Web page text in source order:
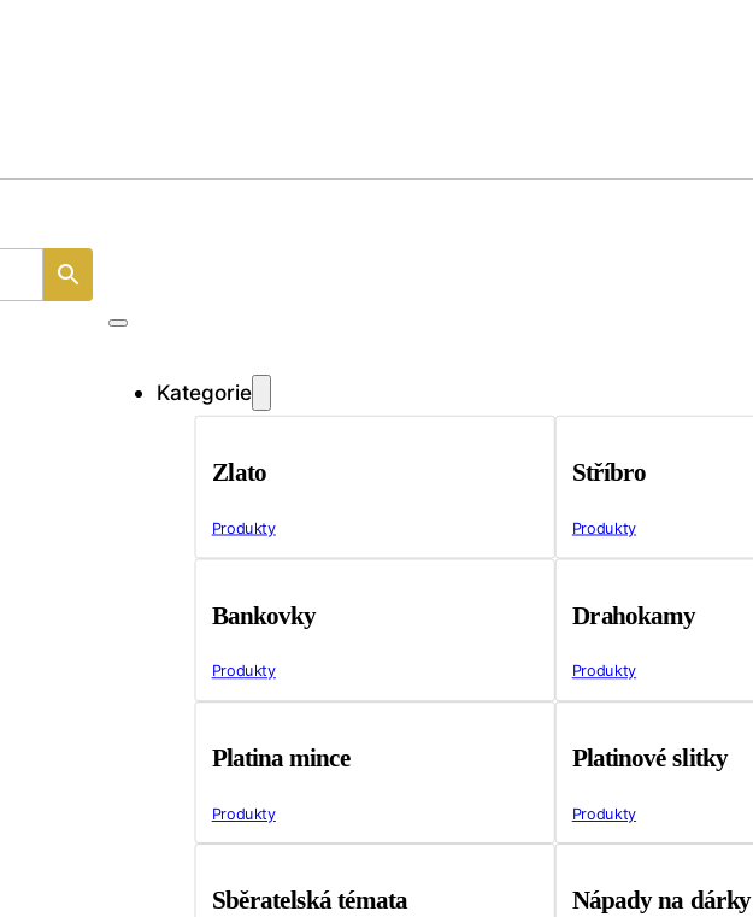
Kategorie
Zlato
Produkty
Stříbro
Produkty
Bankovky
Produkty
Drahokamy
Produkty
Platina mince
Produkty
Platinové slitky
Produkty
Sběratelská témata Nápady na dárky